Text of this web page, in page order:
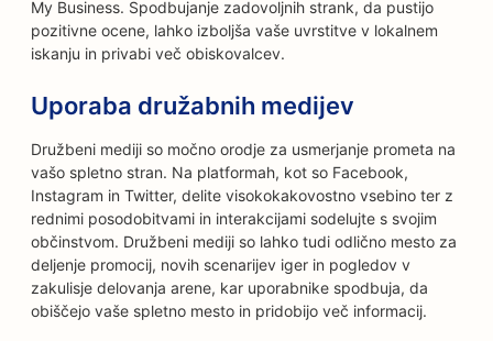
My Business. Spodbujanje zadovoljnih strank, da pustijo
pozitivne ocene, lahko izboljša vaše uvrstitve v lokalnem
iskanju in privabi več obiskovalcev.
Uporaba družabnih medijev
Družbeni mediji so močno orodje za usmerjanje prometa na
vašo spletno stran. Na platformah, kot so Facebook,
Instagram in Twitter, delite visokokakovostno vsebino ter z
rednimi posodobitvami in interakcijami sodelujte s svojim
občinstvom. Družbeni mediji so lahko tudi odlično mesto za
deljenje promocij, novih scenarijev iger in pogledov v
zakulisje delovanja arene, kar uporabnike spodbuja, da
obiščejo vaše spletno mesto in pridobijo več informacij.